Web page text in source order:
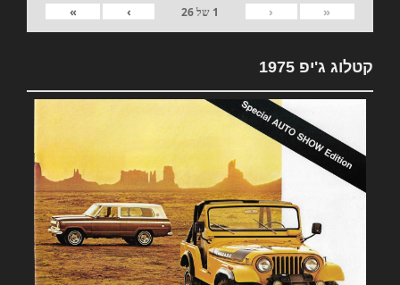
«
‹
1 של26
›
»
קטלוג ג'יפ 1975